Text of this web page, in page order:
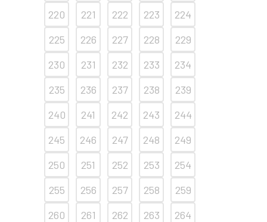
220
221 222 223
224
225
226 227 228
229
230
231 232 233
234
235
236 237 238
239
240
241 242 243
244
245
246 247 248
249
250
251 252 253
254
255
256 257 258
259
260
261 262 263
264